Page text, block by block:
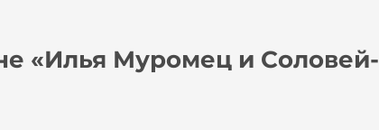
«Илья Муромец и Соловей-